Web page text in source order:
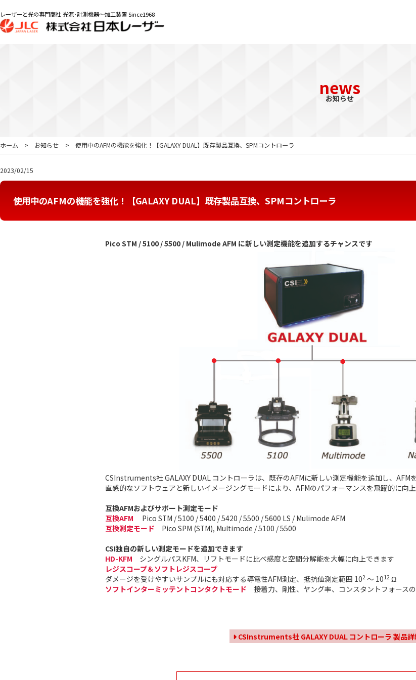
レーザーと光の専門商社 光源･計測機器～加工装置 Since1968
news
お知らせ
ホーム お知らせ 使用中のAFMの機能を強化！【GALAXY DUAL】既存製品互換、SPMコントローラ
2023/02/15
使用中のAFMの機能を強化！【GALAXY DUAL】既存製品互換、SPMコントローラ
Pico STM / 5100 / 5500 / Mulimode AFM に新しい測定機能を追加するチャンスです
CSInstruments社 GALAXY DUAL コントローラは、既存のAFMに新しい測定機能を追加し、AFM
直感的なソフトウェアと新しいイメージングモードにより、AFMのパフォーマンスを飛躍的に向
互換AFMおよびサポート測定モード
互換AFM Pico STM / 5100 / 5400 / 5420 / 5500 / 5600 LS / Mulimode AFM
互換測定モード Pico SPM (STM), Multimode / 5100 / 5500
CSI独自の新しい測定モードを追加できます
HD-KFM シングルパスKFM、リフトモードに比べ感度と空間分解能を大幅に向上できます
レジスコープ＆ソフトレジスコープ
ダメージを受けやすいサンプルにも対応する導電性AFM測定、抵抗値測定範囲 102～ 1012Ω
ソフトインターミッテントコンタクトモード 接着力、剛性、ヤング率、コンスタントフォース
CSInstruments社 GALAXY DUAL コントローラ 製品